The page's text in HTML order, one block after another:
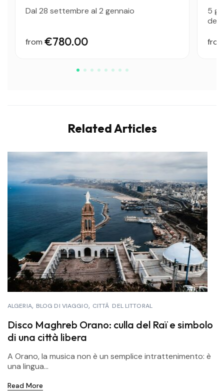
Dal 28 settembre al 2 gennaio
from €780.00
5
del...
from
Related Articles
ALGERIA BLOG DI VIAGGIO CITTÃ DEL LITTORAL
Disco Maghreb Orano: culla del Raï e simbolo
di una città libera
A Orano, la musica non è un semplice intrattenimento: è
una lingua...
Read More